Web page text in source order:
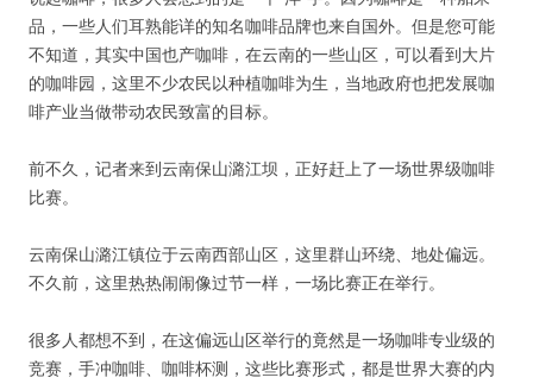
品，一些人们耳熟能详的知名咖啡品牌也来自国外。但是您可能
不知道，其实中国也产咖啡，在云南的一些山区，可以看到大片
的咖啡园，这里不少农民以种植咖啡为生，当地政府也把发展咖
啡产业当做带动农民致富的目标。
前不久，记者来到云南保山潞江坝，正好赶上了一场世界级咖啡
比赛。
云南保山潞江镇位于云南西部山区，这里群山环绕、地处偏远。
不久前，这里热热闹闹像过节一样，一场比赛正在举行。
很多人都想不到，在这偏远山区举行的竟然是一场咖啡专业级的
竞赛，手冲咖啡、咖啡杯测，这些比赛形式，都是世界大赛的内